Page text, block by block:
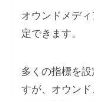
オウンドメデ
定できます。
多くの指標を
すが、オウン